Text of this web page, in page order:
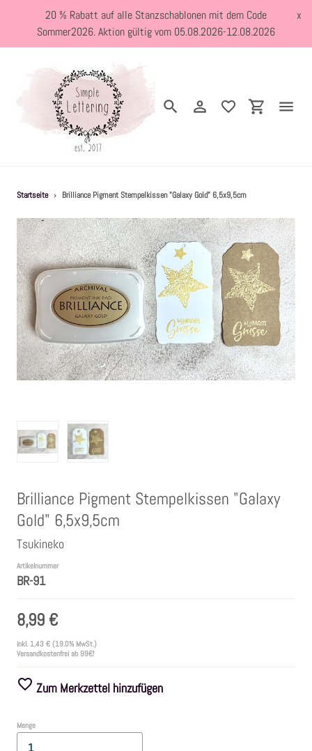
Inhalt
20 % Rabatt auf alle Stanzschablonen mit dem Code
Sommer2026. Aktion gültig vom 05.08.2026-12.08.2026
x
SuchenEinloggen
Kreativblog
Stanzschablonen
Holzstempel
Clear Stamps
Stempelkissen
Embossing Pulver WOW
Kartendeko Embellishments
Präge-, Universal- Maskierschablonen
Papiere
Bänder & Garn
Siegelwachs /Papierschöpfen
Farben
Startseite › Brilliance Pigment Stempelkissen "Galaxy Gold" 6,5x9,5cm
Brilliance Pigment Stempelkissen "Galaxy
Gold" 6,5x9,5cm
Tsukineko
Artikelnummer
BR-91
8,99 €
inkl. 1,43 € (19.0% MwSt.)
Versandkostenfrei ab 99€!
Zum Merkzettel hinzufügen
Menge